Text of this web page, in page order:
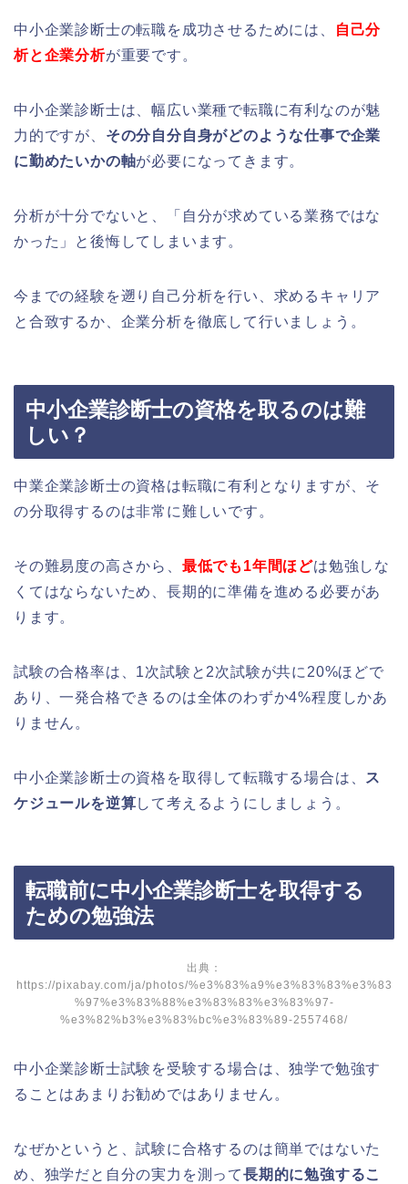
中小企業診断士の転職を成功させるためには、
自己分
析と企業分析が重要です。
中小企業診断士は、幅広い業種で転職に有利なのが魅
力的ですが、 その分自分自身がどのような仕事で企業
に勤めたいかの軸が必要になってきます。
分析が十分でないと、「自分が求めている業務ではな
かった」と後悔してしまいます。
今までの経験を遡り自己分析を行い、求めるキャリア
と合致するか、企業分析を徹底して行いましょう。
中小企業診断士の資格を取るのは難
しい？
中業企業診断士の資格は転職に有利となりますが、そ
の分取得するのは非常に難しいです。
その難易度の高さから、 最低でも1年間ほどは勉強しな
くてはならないため、長期的に準備を進める必要があ
ります。
試験の合格率は、1次試験と2次試験が共に20%ほどで
あり、一発合格できるのは全体のわずか4%程度しかあ
りません。
中小企業診断士の資格を取得して転職する場合は、 ス
ケジュールを逆算して考えるようにしましょう。
転職前に中小企業診断士を取得する
ための勉強法
出典：
https://pixabay.com/ja/photos/%e3%83%a9%e3%83%83%e3%83
%97%e3%83%88%e3%83%83%e3%83%97-
%e3%82%b3%e3%83%bc%e3%83%89-2557468/
中小企業診断士試験を受験する場合は、独学で勉強す
ることはあまりお勧めではありません。
なぜかというと、試験に合格するのは簡単ではないた
め、独学だと自分の実力を測って長期的に勉強するこ